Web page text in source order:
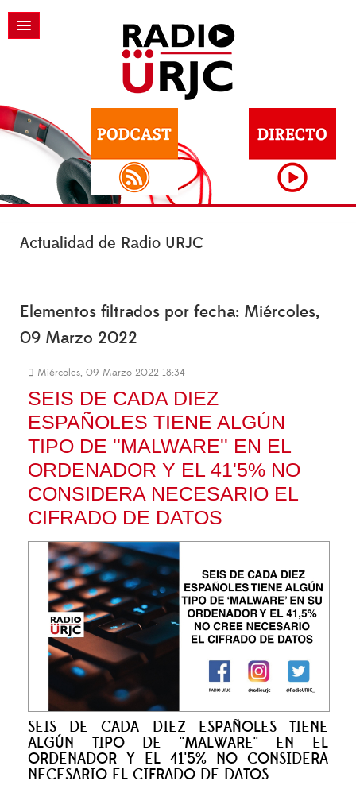
Actualidad de Radio URJC
Elementos filtrados por fecha: Miércoles,
09 Marzo 2022
Miércoles, 09 Marzo 2022 18:34
SEIS DE CADA DIEZ
ESPAÑOLES TIENE ALGÚN
TIPO DE ''MALWARE'' EN EL
ORDENADOR Y EL 41'5% NO
CONSIDERA NECESARIO EL
CIFRADO DE DATOS
SEIS DE CADA DIEZ ESPAÑOLES TIENE
ALGÚN TIPO DE ''MALWARE'' EN EL
ORDENADOR Y EL 41'5% NO CONSIDERA
NECESARIO EL CIFRADO DE DATOS